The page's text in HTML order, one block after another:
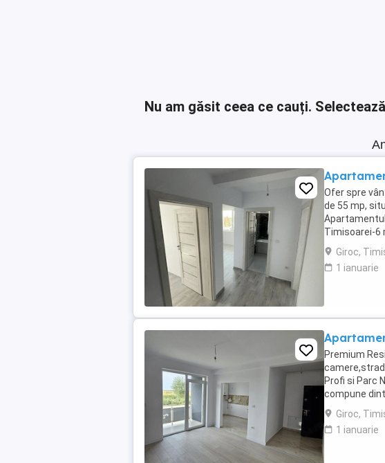
Nu am găsit ceea ce cauți.
Ofer spre
de 55 mp,
Timisoarei-6
interes-
Giroc,
1 ianuarie
Premium
Profi si Parc
compune
finisat
Giroc,
1 ianuarie